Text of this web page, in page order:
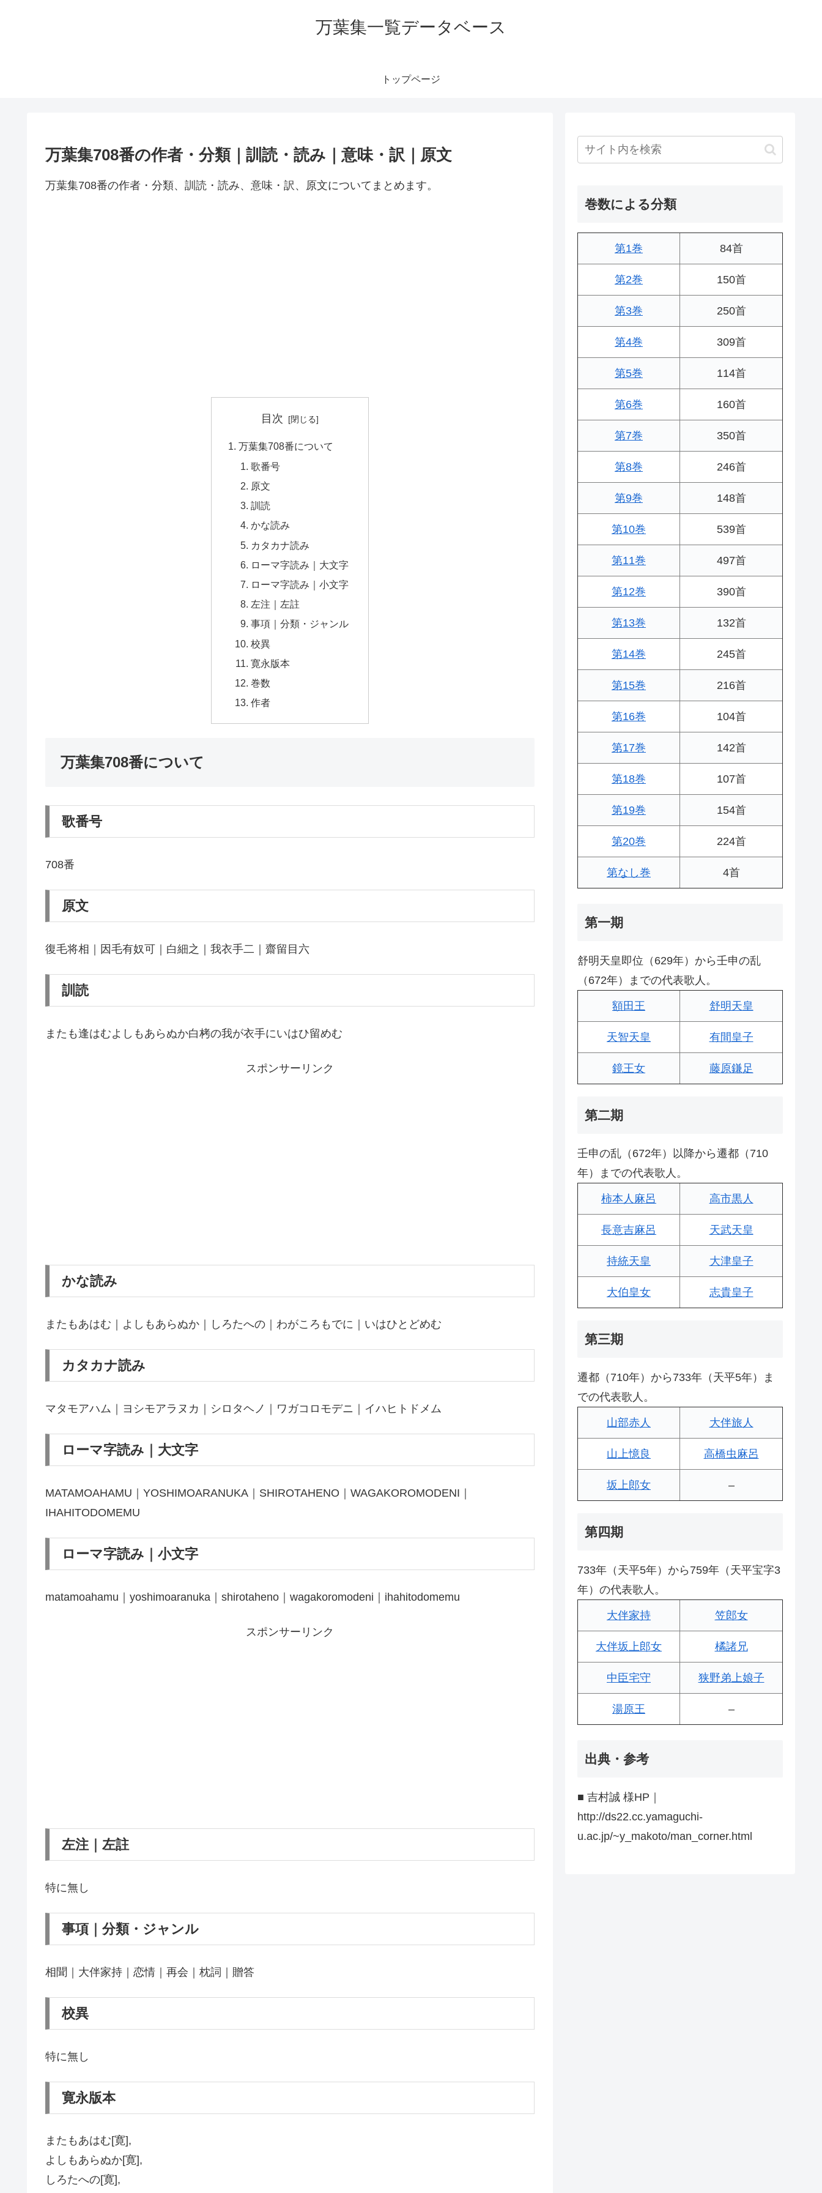
万葉集一覧データベース
トップページ
万葉集708番の作者・分類｜訓読・読み｜意味・訳｜原文
万葉集708番の作者・分類、訓読・読み、意味・訳、原文についてまとめます。
目次
万葉集708番について
歌番号
原文
訓読
かな読み
カタカナ読み
ローマ字読み｜大文字
ローマ字読み｜小文字
左注｜左註
事項｜分類・ジャンル
校異
寛永版本
巻数
作者
万葉集708番について
歌番号
708番
原文
復毛将相｜因毛有奴可｜白細之｜我衣手二｜齋留目六
訓読
またも逢はむよしもあらぬか白栲の我が衣手にいはひ留めむ
スポンサーリンク
かな読み
またもあはむ｜よしもあらぬか｜しろたへの｜わがころもでに｜いはひとどめむ
カタカナ読み
マタモアハム｜ヨシモアラヌカ｜シロタヘノ｜ワガコロモデニ｜イハヒトドメム
ローマ字読み｜大文字
MATAMOAHAMU｜YOSHIMOARANUKA｜SHIROTAHENO｜WAGAKOROMODENI｜
IHAHITODOMEMU
ローマ字読み｜小文字
matamoahamu｜yoshimoaranuka｜shirotaheno｜wagakoromodeni｜ihahitodomemu
スポンサーリンク
左注｜左註
特に無し
事項｜分類・ジャンル
相聞｜大伴家持｜恋情｜再会｜枕詞｜贈答
校異
特に無し
寛永版本
またもあはむ[寛],
よしもあらぬか[寛],
しろたへの[寛],
巻数による分類
第1巻 84首
第2巻 150首
第3巻 250首
第4巻 309首
第5巻 114首
第6巻 160首
第7巻 350首
第8巻 246首
第9巻 148首
第10巻 539首
第11巻 497首
第12巻 390首
第13巻 132首
第14巻 245首
第15巻 216首
第16巻 104首
第17巻 142首
第18巻 107首
第19巻 154首
第20巻 224首
第なし巻 4首
第一期
舒明天皇即位（629年）から壬申の乱
（672年）までの代表歌人。
額田王 舒明天皇
天智天皇 有間皇子
鏡王女 藤原鎌足
第二期
壬申の乱（672年）以降から遷都（710
年）までの代表歌人。
柿本人麻呂 高市黒人
長意吉麻呂 天武天皇
持統天皇 大津皇子
大伯皇女 志貴皇子
第三期
遷都（710年）から733年（天平5年）ま
での代表歌人。
山部赤人 大伴旅人
山上憶良 高橋虫麻呂
坂上郎女 –
第四期
733年（天平5年）から759年（天平宝字3
年）の代表歌人。
大伴家持 笠郎女
大伴坂上郎女 橘諸兄
中臣宅守 狭野弟上娘子
湯原王 –
出典・参考
■ 吉村誠 様HP｜
http://ds22.cc.yamaguchi-
u.ac.jp/~y_makoto/man_corner.html